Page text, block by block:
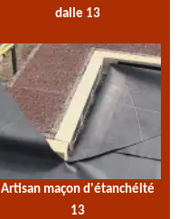
dalle 13
Artisan maçon d'étanchéité
13